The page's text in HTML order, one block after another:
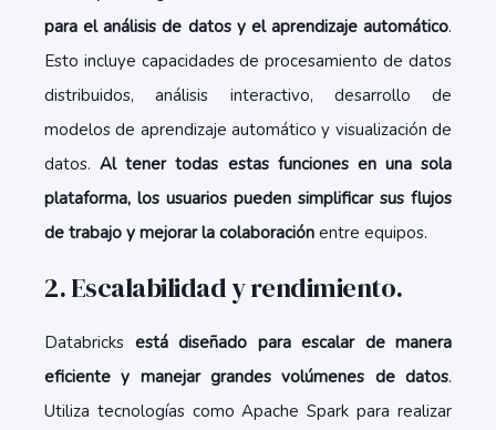
para el análisis de datos y el aprendizaje automático.
Esto incluye capacidades de procesamiento de datos
distribuidos, análisis interactivo, desarrollo de
modelos de aprendizaje automático y visualización de
datos.Al tener todas estas funciones en una sola
plataforma, los usuarios pueden simplificar sus flujos
de trabajo y mejorar la colaboración entre equipos.
2. Escalabilidad y rendimiento.
Databricks está diseñado para escalar de manera
eficiente y manejar grandes volúmenes de datos.
Utiliza tecnologías como Apache Spark para realizar